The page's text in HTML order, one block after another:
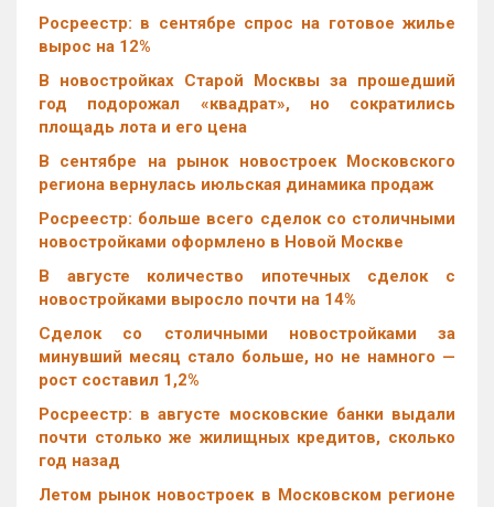
Росреестр: в сентябре спрос на готовое жилье
вырос на 12%
В новостройках Старой Москвы за прошедший
год подорожал «квадрат», но сократились
площадь лота и его цена
В сентябре на рынок новостроек Московского
региона вернулась июльская динамика продаж
Росреестр: больше всего сделок со столичными
новостройками оформлено в Новой Москве
В августе количество ипотечных сделок с
новостройками выросло почти на 14%
Cделок со столичными новостройками за
минувший месяц стало больше, но не намного —
рост составил 1,2%
Росреестр: в августе московские банки выдали
почти столько же жилищных кредитов, сколько
год назад
Летом рынок новостроек в Московском регионе